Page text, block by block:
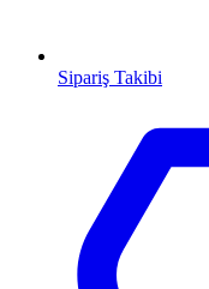
Sipariş Takibi